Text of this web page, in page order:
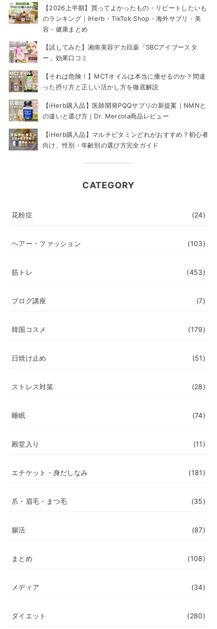
【2026上半期】買ってよかったもの・リピートしたいも
のランキング｜iHerb・TikTok Shop・海外サプリ・美
容・健康まとめ
【試してみた】湘南美容デカ目薬「SBCアイブースタ
ー」効果口コミ
【それは危険！】MCTオイルは本当に痩せるのか？間違
った摂り方と正しい活かし方を徹底解説
【iHerb購入品】医師開発PQQサプリの新提案｜NMNと
の違いと選び方｜Dr. Mercola商品レビュー
【iHerb購入品】マルチビタミンどれがおすすめ？初心者
向け、性別・年齢別の選び方完全ガイド
CATEGORY
花粉症 (24)
ヘアー・ファッション (103)
筋トレ (453)
ブログ講座 (7)
韓国コスメ (179)
日焼け止め (51)
ストレス対策 (28)
睡眠 (74)
殿堂入り (11)
エチケット・身だしなみ (181)
爪・眉毛・まつ毛 (35)
腸活 (87)
まとめ (108)
メディア (34)
ダイエット (280)